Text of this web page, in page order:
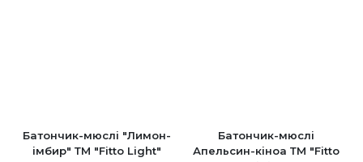
Батончик-мюслі "Лимон-
імбир" ТМ "Fitto Light"
Батончик-мюслі
Апельсин-кіноа ТМ "Fitto